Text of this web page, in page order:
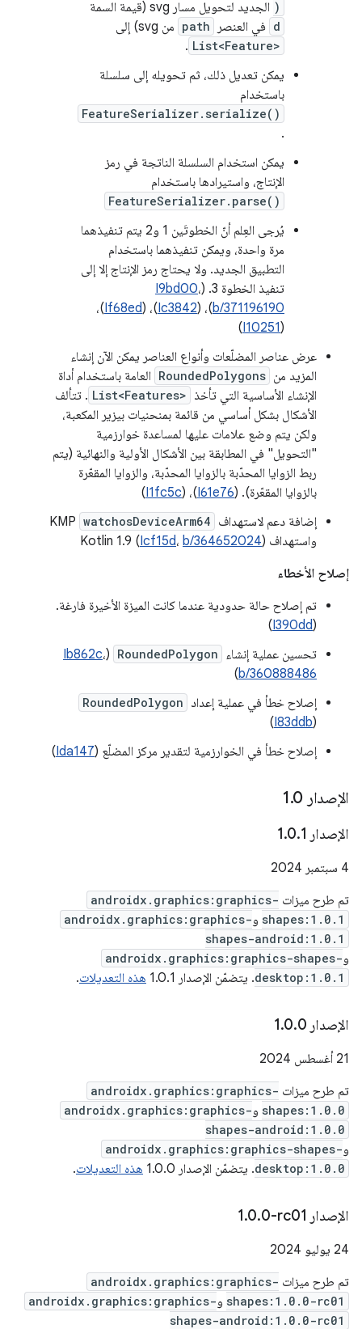
) الجديد لتحويل مسار svg (قيمة السمة
d في العنصر path من svg) إلى
List<Feature>
.
يمكن تعديل ذلك، ثم تحويله إلى سلسلة
باستخدام
FeatureSerializer.serialize()
.
يمكن استخدام السلسلة الناتجة في رمز
الإنتاج، واستيرادها باستخدام
FeatureSerializer.parse()
يُرجى العِلم أنّ الخطوتَين 1 و2 يتم تنفيذهما
مرة واحدة، ويمكن تنفيذهما باستخدام
التطبيق الجديد. ولا يحتاج رمز الإنتاج إلا إلى
تنفيذ الخطوة 3. (
I9bd00،
b/371196190)، (Ic3842)، (If68ed)،
(
I10251
)
عرض عناصر المضلّعات وأنواع العناصر يمكن الآن إنشاء
المزيد من RoundedPolygons العامة باستخدام أداة
الإنشاء الأساسية التي تأخذ List<Features> . تتألف
الأشكال بشكل أساسي من قائمة بمنحنيات بيزير المكعبة،
ولكن يتم وضع علامات عليها لمساعدة خوارزمية
"التحويل" في المطابقة بين الأشكال الأولية والنهائية (يتم
ربط الزوايا المحدّبة بالزوايا المحدّبة، والزوايا المقعّرة
بالزوايا المقعّرة). (I61e76)، (I1fc5c
)
إضافة دعم لاستهداف watchosDeviceArm64
KMP
واستهداف Kotlin 1.9 (
Icf15d، b/364652024)
إصلاح الأخطاء
تم إصلاح حالة حدودية عندما كانت الميزة الأخيرة فارغة.
(
I390dd
)
تحسين عملية إنشاء RoundedPolygon
(
Ib862c،
b/360888486
)
إصلاح خطأ في عملية إعداد RoundedPolygon
(
I83ddb
)
إصلاح خطأ في الخوارزمية لتقدير مركز المضلّع (Ida147
)
الإصدار 1 .0
الإصدار 1 .0.1
‫4 سبتمبر 2024
تم طرح ميزات androidx.graphics:graphics-
shapes:1.0.1 وandroidx.graphics:graphics-
shapes-android:1.0.1
وandroidx.graphics:graphics-shapes-
desktop:1.0.1. يتضمّن الإصدار 1.0.1 هذه التعديلات.
الإصدار 1 .0.0
‫21 أغسطس 2024
تم طرح ميزات androidx.graphics:graphics-
shapes:1.0.0 وandroidx.graphics:graphics-
shapes-android:1.0.0
وandroidx.graphics:graphics-shapes-
desktop:1.0.0. يتضمّن الإصدار 1.0.0 هذه التعديلات.
الإصدار ‎1 .0.0-rc01
‫24 يوليو 2024
تم طرح ميزات androidx.graphics:graphics-
shapes:1.0.0-rc01 وandroidx.graphics:graphics-
shapes-android:1.0.0-rc01